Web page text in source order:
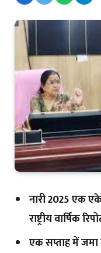
नारी 2025 एक
राष्ट्रीय
एक सप्ताह में